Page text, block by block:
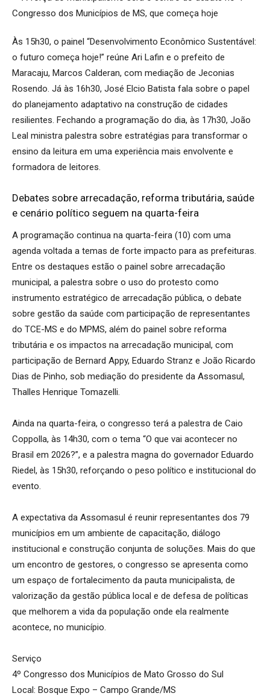
Às 15h30, o painel “Desenvolvimento Econômico Sustentável:
o futuro começa hoje!” reúne Ari Lafin e o prefeito de
Maracaju, Marcos Calderan, com mediação de Jeconias
Rosendo. Já às 16h30, José Elcio Batista fala sobre o papel
do planejamento adaptativo na construção de cidades
resilientes. Fechando a programação do dia, às 17h30, João
Leal ministra palestra sobre estratégias para transformar o
ensino da leitura em uma experiência mais envolvente e
formadora de leitores.
Debates sobre arrecadação, reforma tributária, saúde
e cenário político seguem na quarta-feira
A programação continua na quarta-feira (10) com uma
agenda voltada a temas de forte impacto para as prefeituras.
Entre os destaques estão o painel sobre arrecadação
municipal, a palestra sobre o uso do protesto como
instrumento estratégico de arrecadação pública, o debate
sobre gestão da saúde com participação de representantes
do TCE-MS e do MPMS, além do painel sobre reforma
tributária e os impactos na arrecadação municipal, com
participação de Bernard Appy, Eduardo Stranz e João Ricardo
Dias de Pinho, sob mediação do presidente da Assomasul,
Thalles Henrique Tomazelli.
Ainda na quarta-feira, o congresso terá a palestra de Caio
Coppolla, às 14h30, com o tema “O que vai acontecer no
Brasil em 2026?”, e a palestra magna do governador Eduardo
Riedel, às 15h30, reforçando o peso político e institucional do
evento.
A expectativa da Assomasul é reunir representantes dos 79
municípios em um ambiente de capacitação, diálogo
institucional e construção conjunta de soluções. Mais do que
um encontro de gestores, o congresso se apresenta como
um espaço de fortalecimento da pauta municipalista, de
valorização da gestão pública local e de defesa de políticas
que melhorem a vida da população onde ela realmente
acontece, no município.
Serviço
4º Congresso dos Municípios de Mato Grosso do Sul
Local: Bosque Expo – Campo Grande/MS